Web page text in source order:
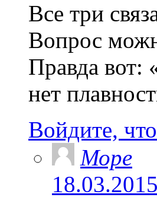
Все три
Вопрос
Правда вот:
нет
Войдите,
Море